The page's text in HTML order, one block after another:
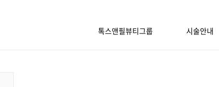
톡스앤필뷰티그룹 시술안내